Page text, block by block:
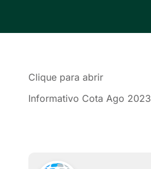
Clique para abrir
Informativo Cota Ago 2023